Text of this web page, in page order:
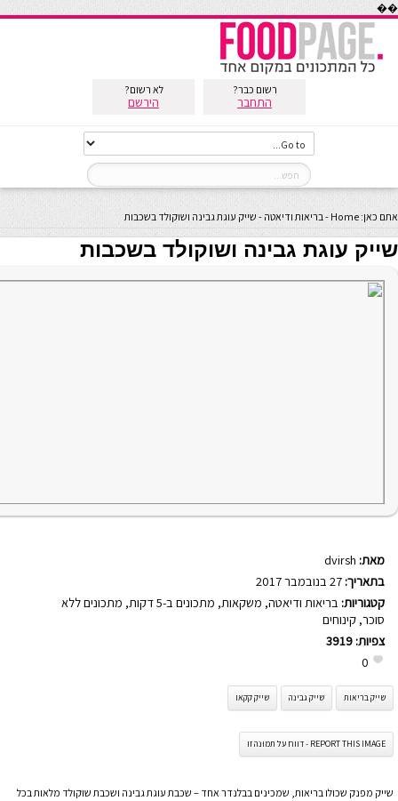
��
רשום כבר?
התחבר
לא רשום?
הירשם
אתם כאן: Home
-בריאות ודיאטה - שייק עוגת גבינה ושוקולד בשכבות
שייק עוגת גבינה ושוקולד בשכבות
מאת: dvirsh
בתאריך:
קטגוריות: בריאות ודיאטה, משקאות, מתכונים ב-5 דקות , מתכונים ללא
סוכר, קינוחים
צפיות: 3919
0
שייק בריאות שייק גבינה שייק קקאו
REPORT THIS IMAGE - דווח על תמונה זו
שייק מפנק שכולו בריאות, שמכינים בבלנדר אחד – שכבת עוגת גבינה ושכבת שוקולד מלאות בכל